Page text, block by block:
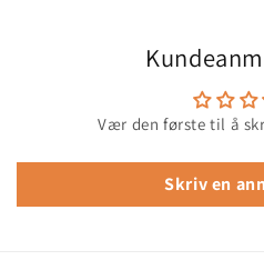
Vær den første til å
Skriv en